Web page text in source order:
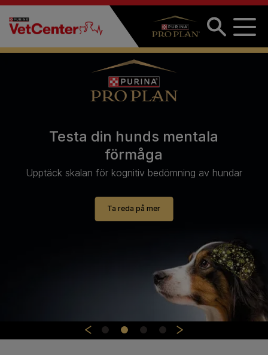
Hoppa till huvudinnehåll
Testa din hunds mentala
förmåga
Upptäck skalan för kognitiv bedömning av hundar
Ta reda på mer